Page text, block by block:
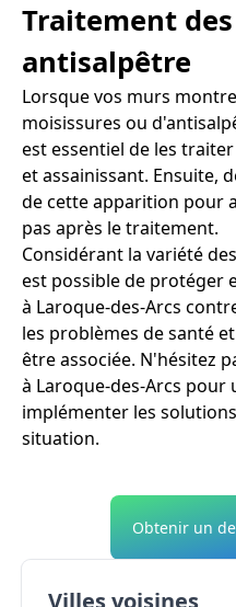
Traitement
antisalpêtre
Lorsque vos murs
moisissures ou
est essentiel de les
et assainissant. Ensuite,
de cette apparition pour
pas après le traitement.
Considérant la variété
est possible de protéger
à Laroque-des-Arcs
les problèmes de santé
être associée. N'hésitez
à Laroque-des-Arcs
implémenter les
situation.
Obtenir un